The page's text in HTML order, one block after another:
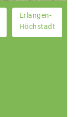
Erlangen-
Höchstadt